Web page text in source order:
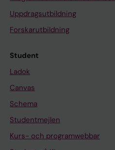
Uppdragsutbildning
Forskarutbildning
Student
Ladok
Canvas
Schema
Studentmejlen
Kurs- och programwebbar